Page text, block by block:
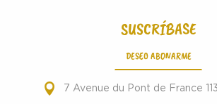
SUSCRÍBASE
DESEO ABONARME
7 Avenue du Pont de France